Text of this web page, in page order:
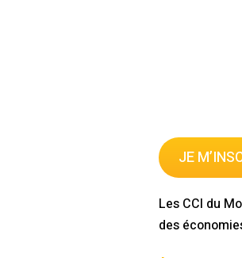
JE
Les CCI du
des